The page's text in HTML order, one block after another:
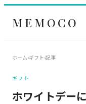
MEMOCO
ホーム›ギフト›記事
ギフト
ホワイトデー